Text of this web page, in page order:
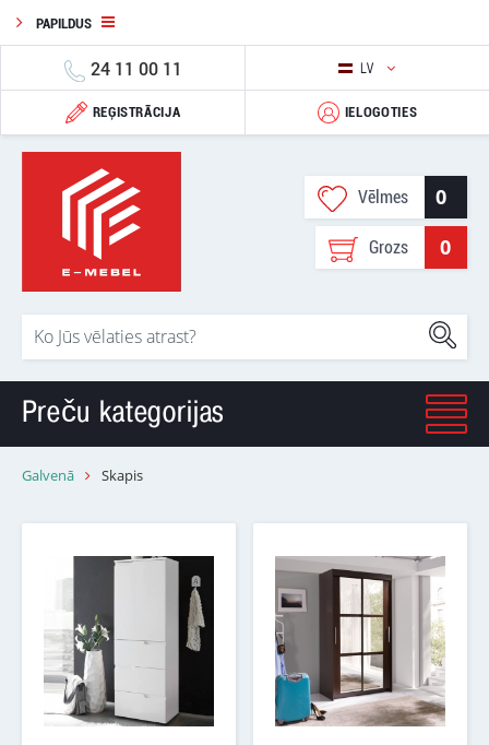
PAPILDUS
24 11 00 11 LV
REĢISTRĀCIJA IELOGOTIES
Vēlmes 0
Grozs 0
Preču kategorijas
Galvenā Skapis